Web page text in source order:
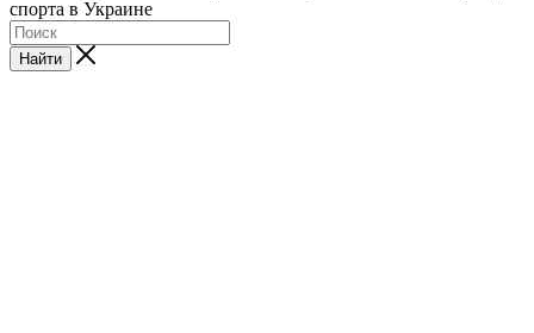
спорта в Украине
Найти